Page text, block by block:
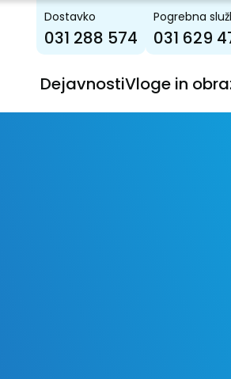
Dostavko
031 288 574
Pogrebna
031 629
DejavnostiVloge in